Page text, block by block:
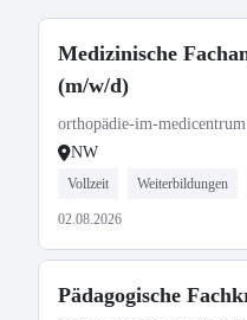
Medizinische
(m/w/d)
orthopädie-im-
NW
Vollzeit Weiterbildungen
02.08.2026
Pädagogische